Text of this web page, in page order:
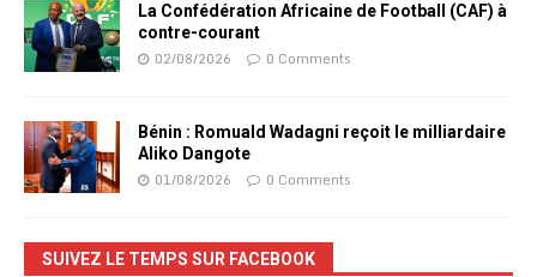
La Confédération Africaine de Football (CAF) à
contre-courant
02/08/2026 0 Comments
Bénin : Romuald Wadagni reçoit le milliardaire
Aliko Dangote
01/08/2026 0 Comments
SUIVEZ LE TEMPS SUR FACEBOOK